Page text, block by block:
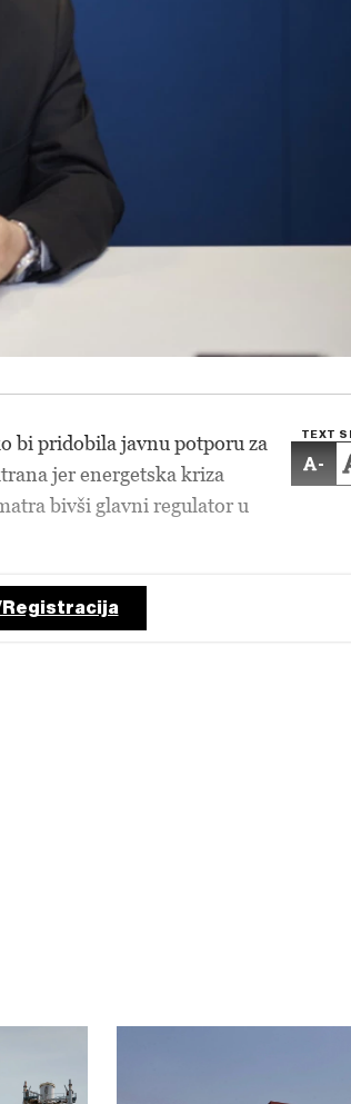
TEXT
-
bi pridobila javnu potporu za
jer energetska kriza
bivši glavni regulator u